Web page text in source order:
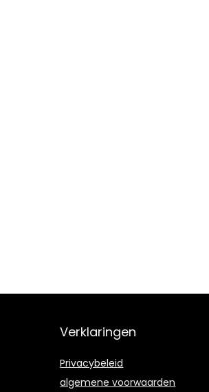
Verklaringen
Privacybeleid
algemene voorwaarden